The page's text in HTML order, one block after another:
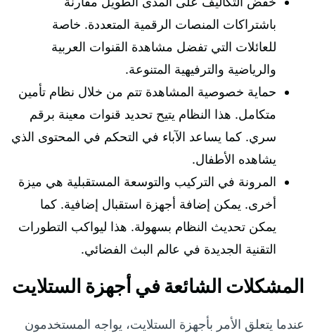
باشتراكات المنصات الرقمية المتعددة. خاصة
للعائلات التي تفضل مشاهدة القنوات العربية
والرياضية والترفيهية المتنوعة.
حماية خصوصية المشاهدة تتم من خلال نظام تأمين
متكامل. هذا النظام يتيح تحديد قنوات معينة برقم
سري. كما يساعد الآباء في التحكم في المحتوى الذي
يشاهده الأطفال.
المرونة في التركيب والتوسعة المستقبلية هي ميزة
أخرى. يمكن إضافة أجهزة استقبال إضافية. كما
يمكن تحديث النظام بسهولة. هذا ليواكب التطورات
التقنية الجديدة في عالم البث الفضائي.
المشكلات الشائعة في أجهزة الستلايت
عندما يتعلق الأمر بأجهزة الستلايت، يواجه المستخدمون